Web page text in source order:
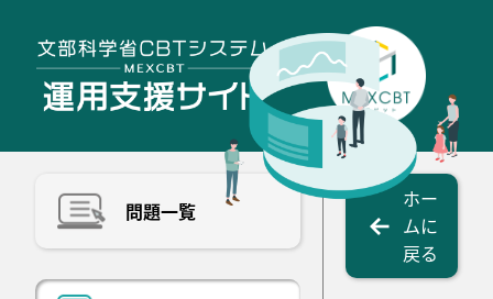
問題一覧
ホー
ムに
戻る